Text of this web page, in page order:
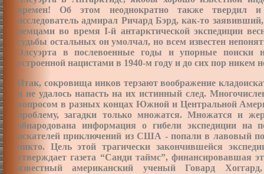
времен! Об этом неоднократно также твердил и
исследователь адмирал Ричард Бэрд, как-то
немцами во время I-й антарктической экспедиции
судьбы остальных он умолчал, но всем известен
Элсуэрта в послевоенные годы и упорные
устроенной нацистами в 1940-м году и до сих пор никем
Итак, сокровища инков терзают воображение
и не удалось напасть на их истинный след.
вопросом в разных концах Южной и Центральной
проблему, загадки только множатся. Множатся и
обнародована информация о гибели экспедиции на
искателей приключений из США - попали в лавовый
никто. Цель этой трагически закончившейся
утверждает газета “Санди таймс”, финансировавшая
известный американский ученый Говард